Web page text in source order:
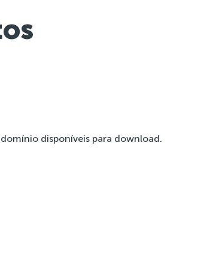
disponíveis para download.